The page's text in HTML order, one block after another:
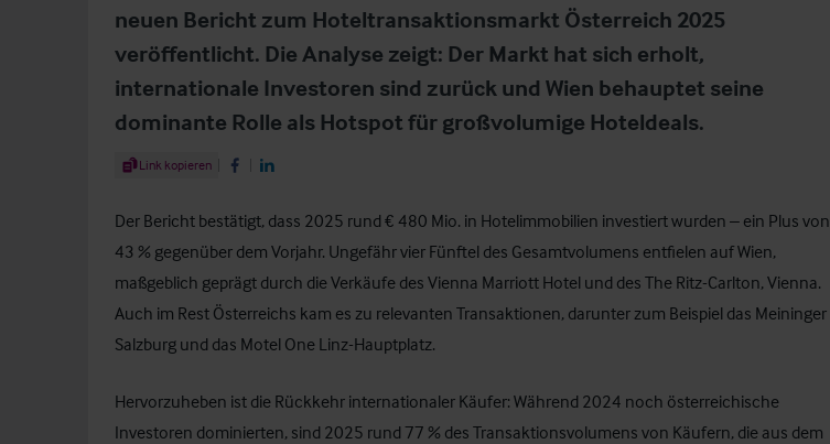
neuen Bericht zum Hoteltransaktionsmarkt Österreich 2025
veröffentlicht. Die Analyse zeigt: Der Markt hat sich erholt,
internationale Investoren sind zurück und Wien behauptet seine
dominante Rolle als Hotspot für großvolumige Hoteldeals.
Share Article
Link kopieren Share on Facebook
Share on LinkedIn
Der Bericht bestätigt, dass 2025 rund € 480 Mio. in Hotelimmobilien investiert wurden – ein Plus von
43 % gegenüber dem Vorjahr. Ungefähr vier Fünftel des Gesamtvolumens entfielen auf Wien,
maßgeblich geprägt durch die Verkäufe des Vienna Marriott Hotel und des The Ritz-Carlton, Vienna.
Auch im Rest Österreichs kam es zu relevanten Transaktionen, darunter zum Beispiel das Meininger
Salzburg und das Motel One Linz-Hauptplatz.
Hervorzuheben ist die Rückkehr internationaler Käufer: Während 2024 noch österreichische
Investoren dominierten, sind 2025 rund 77 % des Transaktionsvolumens von Käufern, die aus dem